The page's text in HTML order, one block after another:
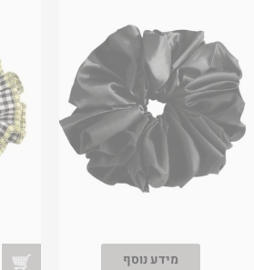
מידע נוסף